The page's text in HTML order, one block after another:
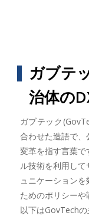
ガブテ
治体の
ガブテック
合わせた造語で
変革を指す言葉
ル技術を利用し
ュニケーション
ためのポリシーや
以下はGovTechの